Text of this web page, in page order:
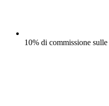
10% di commissione